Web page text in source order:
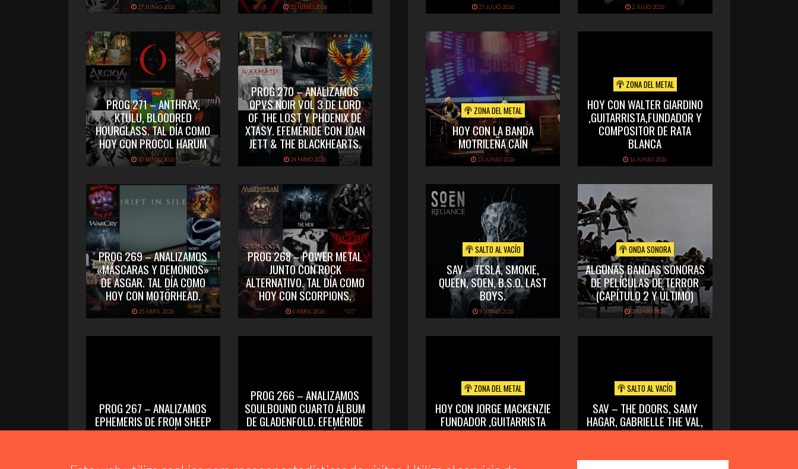
27 JUNIO 2026 22 JUNIO 2026
PROG 271 – ANTHRAX,
KTULU, BLOODRED
HOURGLASS. TAL DÍA COMO
HOY CON PROCOL HARUM
10 JUNIO 2026
PROG 270 – ANALIZAMOS
OPVS NOIR VOL 3 DE LORD
OF THE LOST Y PHOENIX DE
XTASY. EFEMÉRIDE CON JOAN
JETT & THE BLACKHEARTS.
24 MAYO 2026
PROG 269 – ANALIZAMOS
«MÁSCARAS Y DEMONIOS»
DE ASGAR. TAL DÍA COMO
HOY CON MOTÖRHEAD.
25 ABRIL 2026
PROG 268 – POWER METAL
JUNTO CON ROCK
ALTERNATIVO. TAL DÍA COMO
HOY CON SCORPIONS.
6 ABRIL 2026
PROG 267 – ANALIZAMOS
EPHEMERIS DE FROM SHEEP
TO WOLVES. TAL DÍA COMO
PROG 266 – ANALIZAMOS
SOULBOUND CUARTO ÁLBUM
DE GLADENFOLD. EFEMÉRIDE
CON ASFALTO Y SU ÁLBUM
27 JULIO 2026 2 JULIO 2026
ZONA DEL METAL
HOY CON LA BANDA
MOTRILEÑA CAÍN
23 JUNIO 2026
ZONA DEL METAL
HOY CON WALTER GIARDINO
,GUITARRISTA,FUNDADOR Y
COMPOSITOR DE RATA
BLANCA
16 JUNIO 2026
SALTO AL VACÍO
SAV – TESLA, SMOKIE,
QUEEN, SOEN, B.S.O. LAST
BOYS.
9 JUNIO 2026
ONDA SONORA
ALGUNAS BANDAS SONORAS
DE PELÍCULAS DE TERROR
(CAPÍTULO 2 Y ÚLTIMO)
2 JUNIO 2026
ZONA DEL METAL
HOY CON JORGE MACKENZIE
FUNDADOR ,GUITARRISTA
LIDER DE LA BANDA
SALTO AL VACÍO
SAV – THE DOORS, SAMY
HAGAR, GABRIELLE THE VAL,
BLACK LABEL SOCIETY, BSO